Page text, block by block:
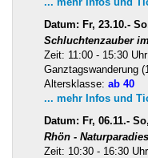
Datum: Fr, 23.10.-
Schluchtenzauber
Zeit: 11:00 - 15:30 Uhr
Ganztagswanderung
Altersklasse: ab 40
... mehr Infos und
Datum: Fr, 06.11.-
Rhön -
Zeit: 10:30 - 16:30 Uhr